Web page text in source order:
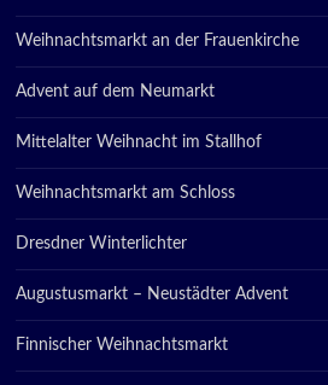
Weihnachtsmarkt an der Frauenkirche
Advent auf dem Neumarkt
Mittelalter Weihnacht im Stallhof
Weihnachtsmarkt am Schloss
Dresdner Winterlichter
Augustusmarkt – Neustädter Advent
Finnischer Weihnachtsmarkt